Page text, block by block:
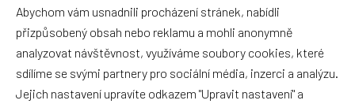
Zboží se stejným motivem
Abychom vám usnadnili procházení stránek, nabídli
přizpůsobený obsah nebo reklamu a mohli anonymně
analyzovat návštěvnost, využíváme soubory cookies, které
sdílíme se svými partnery pro sociální média, inzerci a analýzu.
Jejich nastavení upravíte odkazem "Upravit nastavení" a